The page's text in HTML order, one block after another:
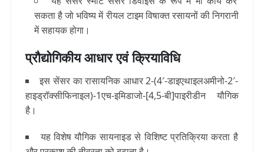
सकता है जो भविष्य में रीयल टाइम विषाक्त रसायनों की निगरानी
में सहायक होगा।
प्रौद्योगिकीय आधार एवं क्रियाविधि
इस सेंसर का रासायनिक आधार 2-(4′-डाइएथाइलअमीनो-2′-
हाइड्रॉक्सीफिनाइल)-1एच-इमिडाजो-[4,5-बी]पाइरीडीन यौगिक
है।
यह विशेष यौगिक सायनाइड से विशिष्ट प्रतिक्रिया करता है